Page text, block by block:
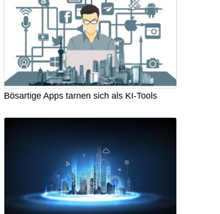
Bösartige Apps tarnen sich als KI-Tools